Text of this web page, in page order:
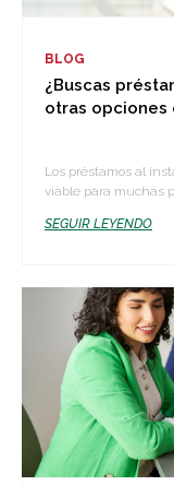
BLOG
¿Buscas
otras opciones
Los préstamos al
viable para muchas
SEGUIR LEYENDO